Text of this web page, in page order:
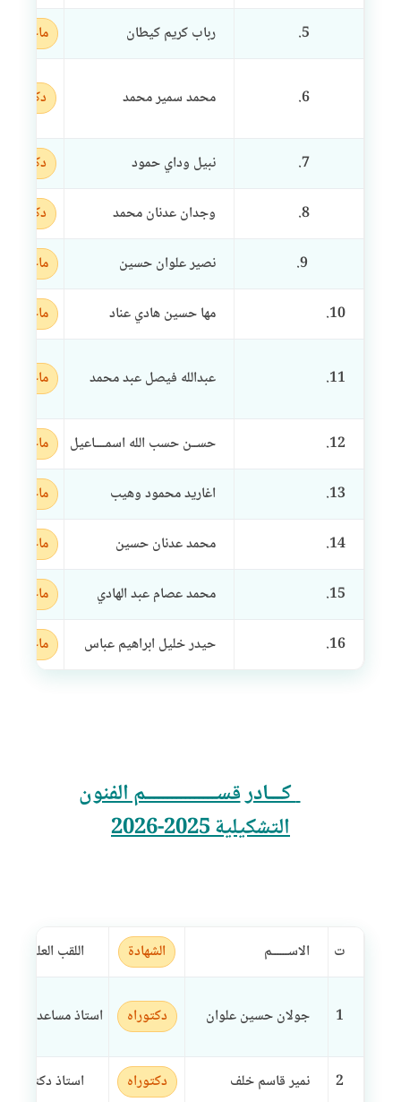
5. رباب كريم كيطان ماجستير
6. محمد سمير محمد دكتوراه
7. نبيل وداي حمود دكتوراه
8. وجدان عدنان محمد دكتوراه
9. نصير علوان حسين ماجستير
10. مها حسين هادي عناد ماجستير
11. عبدالله فيصل عبد محمد ماجستير
12. حســن حسب الله اسمــــاعيل ماجستير
13. اغاريد محمود وهيب ماجستير
14. محمد عدنان حسين ماجستير
15. محمد عصام عبد الهادي ماجستير
16. حيدر خليل ابراهيم عباس ماجستير
كـــادرقســــــــــــــــم الفنون
التشكيلية 2025-2026
ت الاســــــم الشهادة اللقب العلمي
1 جولان حسين علوان دكتوراه استاذ مساعد
2 نمير قاسم خلف دكتوراه استاذ دكتور